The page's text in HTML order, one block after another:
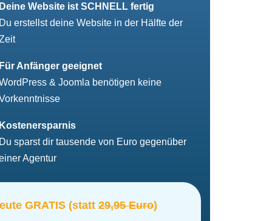
Website ist SCHNELL fertig
erstellst deine Website in der Hälfte der
Anfänger geeignet
& Joomla benötigen keine
sparst dir tausende von Euro gegenüber
Agentur
GRATIS (statt 29,95 Euro)